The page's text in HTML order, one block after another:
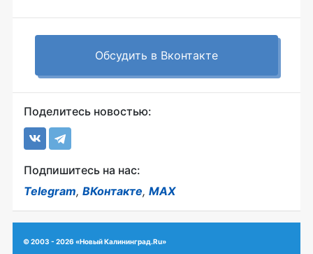
Обсудить в Вконтакте
Поделитесь новостью:
Подпишитесь на нас:
Telegram, ВКонтакте, MAX
© 2003 - 2026 «Новый Калининград.Ru»